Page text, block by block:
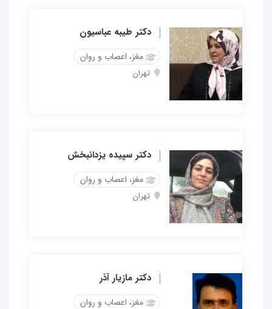
دکتر طیبه عباسیون
مغز، اعصاب و روان
تهران
دکتر سپیده یزدانبخش
مغز، اعصاب و روان
تهران
دکتر مازیار آذر
مغز، اعصاب و روان